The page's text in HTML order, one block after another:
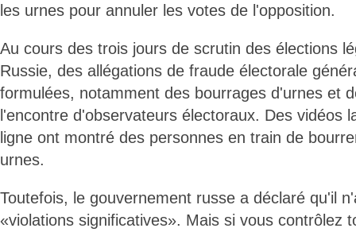
les urnes pour annuler les votes de l'opposition.
Au cours des trois jours de scrutin des élections
Russie, des allégations de fraude électorale
formulées, notamment des bourrages d'urnes et
l'encontre d'observateurs électoraux. Des vidéos
ligne ont montré des personnes en train de
urnes.
Toutefois, le gouvernement russe a déclaré qu'il
«violations significatives». Mais si vous contrôlez